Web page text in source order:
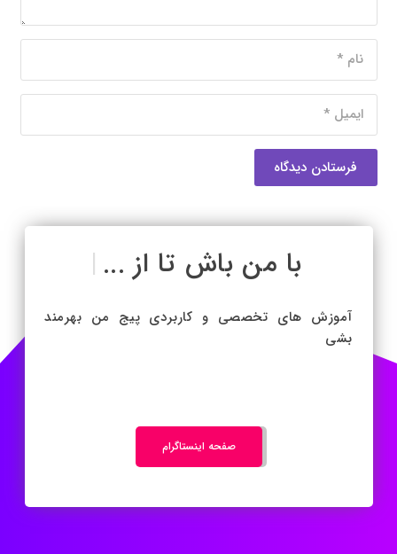
فرستادن دیدگاه
با من باش تا از ... |
آموزش های تخصصی و کاربردی پیج من بهرمند
بشی
صفحه اینستاگرام